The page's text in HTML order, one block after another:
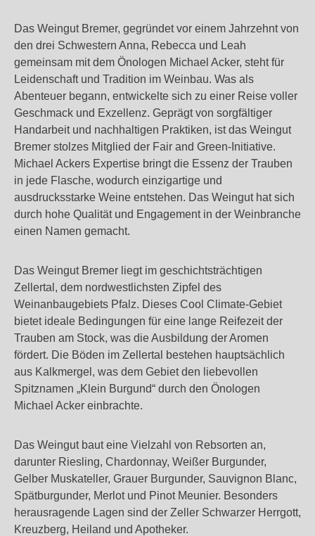
Das Weingut Bremer, gegründet vor einem Jahrzehnt von
den drei Schwestern Anna, Rebecca und Leah
gemeinsam mit dem Önologen Michael Acker, steht für
Leidenschaft und Tradition im Weinbau. Was als
Abenteuer begann, entwickelte sich zu einer Reise voller
Geschmack und Exzellenz. Geprägt von sorgfältiger
Handarbeit und nachhaltigen Praktiken, ist das Weingut
Bremer stolzes Mitglied der Fair and Green-Initiative.
Michael Ackers Expertise bringt die Essenz der Trauben
in jede Flasche, wodurch einzigartige und
ausdrucksstarke Weine entstehen. Das Weingut hat sich
durch hohe Qualität und Engagement in der Weinbranche
einen Namen gemacht.
Das Weingut Bremer liegt im geschichtsträchtigen
Zellertal, dem nordwestlichsten Zipfel des
Weinanbaugebiets Pfalz. Dieses Cool Climate-Gebiet
bietet ideale Bedingungen für eine lange Reifezeit der
Trauben am Stock, was die Ausbildung der Aromen
fördert. Die Böden im Zellertal bestehen hauptsächlich
aus Kalkmergel, was dem Gebiet den liebevollen
Spitznamen „Klein Burgund“ durch den Önologen
Michael Acker einbrachte.
Das Weingut baut eine Vielzahl von Rebsorten an,
darunter Riesling, Chardonnay, Weißer Burgunder,
Gelber Muskateller, Grauer Burgunder, Sauvignon Blanc,
Spätburgunder, Merlot und Pinot Meunier. Besonders
herausragende Lagen sind der Zeller Schwarzer Herrgott,
Kreuzberg, Heiland und Apotheker.